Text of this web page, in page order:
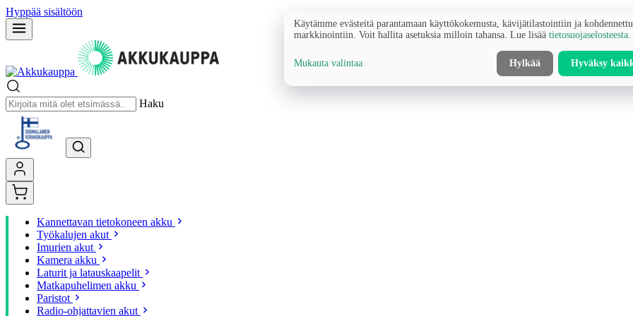
Hyppää sisältöön
Haku
Kannettavan tietokoneen akku
Työkalujen akut
Imurien akut
Kamera akku
Laturit ja latauskaapelit
Matkapuhelimen akku
Paristot
Radio-ohjattavien akut
Käytämme evästeitä parantamaan käyttökokemusta, kävijätilastointiin ja
markkinointiin. Voit hallita asetuksia milloin tahansa. Lue lisää tietosuojaselosteesta
Mukauta valintaa Hylkää Hyväksy